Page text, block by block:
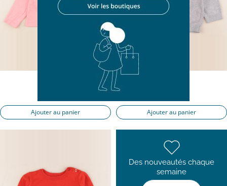
Ajouter au panier Ajouter au panier
Des nouveautés chaque
semaine